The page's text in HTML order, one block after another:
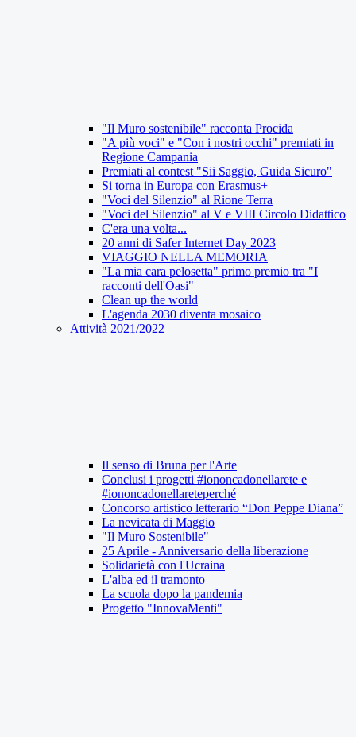
"Il Muro sostenibile" racconta Procida
"A più voci" e "Con i nostri occhi" premiati in
Regione Campania
Premiati al contest "Sii Saggio, Guida Sicuro"
Si torna in Europa con Erasmus+
"Voci del Silenzio" al Rione Terra
"Voci del Silenzio" al V e VIII Circolo Didattico
C'era una volta...
20 anni di Safer Internet Day 2023
VIAGGIO NELLA MEMORIA
"La mia cara pelosetta" primo premio tra "I
racconti dell'Oasi"
Clean up the world
L'agenda 2030 diventa mosaico
Attività 2021/2022
Il senso di Bruna per l'Arte
Conclusi i progetti #iononcadonellarete e
#iononcadonellareteperché
Concorso artistico letterario “Don Peppe Diana”
La nevicata di Maggio
"Il Muro Sostenibile"
25 Aprile - Anniversario della liberazione
Solidarietà con l'Ucraina
L'alba ed il tramonto
La scuola dopo la pandemia
Progetto "InnovaMenti"